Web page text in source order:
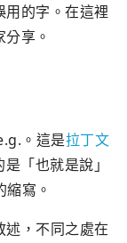
的字。在這裡
享。
。這是拉丁文
「也就是說」
寫。
，不同之處在